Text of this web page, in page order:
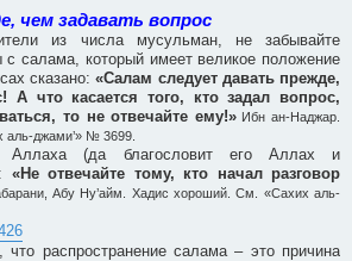
чем задавать вопрос
из числа мусульман, не забывайте
с салама, который имеет великое положение
сказано:«Салам следует давать прежде,
А что касается того, кто задал вопрос,
то не отвечайте ему!»Ибн ан-Наджар.
джами’» № 3699.
Аллаха (да благословит его Аллах и
«Не отвечайте тому, кто начал разговор
Абу Ну’айм. Хадис хороший. См. «Сахих аль-
что распространение салама – это причина